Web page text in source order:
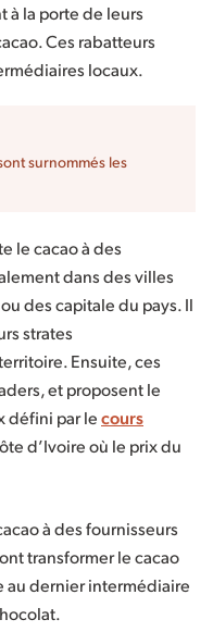
à la porte de leurs
Ces rabatteurs
locaux.
surnommés les
le cacao à des
dans des villes
des capitale du pays. Il
strates
Ensuite, ces
et proposent le
défini par lecours
d’Ivoire où le prix du
à des fournisseurs
transformer le cacao
au dernier intermédiaire